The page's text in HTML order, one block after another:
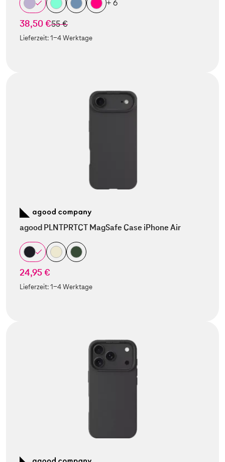
+ 6
38,50 €statt
55 €
Lieferzeit:1-4 Werktage
agood PLNTPRTCT MagSafe Case iPhone Air
24,95 €
Lieferzeit:1-4 Werktage